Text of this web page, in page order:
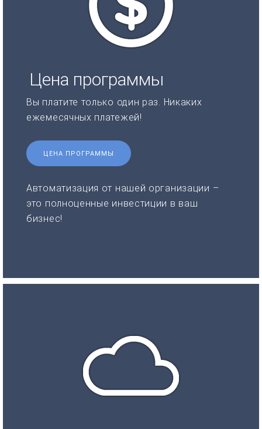
Цена программы
Вы платите только один раз. Никаких
ежемесячных платежей!
ЦЕНА ПРОГРАММЫ
Автоматизация от нашей организации –
это полноценные инвестиции в ваш
бизнес!